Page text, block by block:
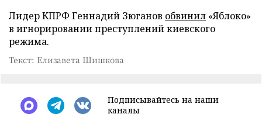
Лидер КПРФ Геннадий Зюганов обвинил «Яблоко»
в игнорировании преступлений киевского
режима.
Текст: Елизавета Шишкова
Подписывайтесь на наши
каналы